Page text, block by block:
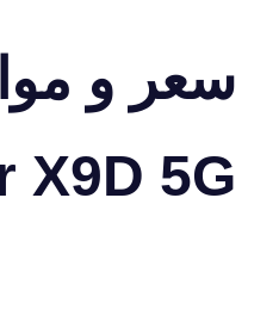
سعر و
X9D 5G